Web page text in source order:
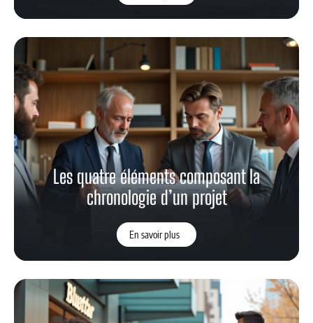
Les quatre éléments composant la
chronologie d’un projet
En savoir plus